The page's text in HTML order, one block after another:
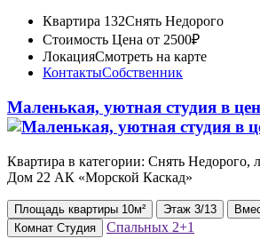
Квартира 132Снять Недорого
Стоимость Цена от 2500₽
ЛокацияСмотреть на карте
КонтактыСобственник
Маленькая, уютная студия в
Квартира в категории: Снять Недорого,
Дом 22 АК «Морской Каскад»
Площадь квартиры 10м² Этаж 3/13
Комнат Студия Спальных 2+1